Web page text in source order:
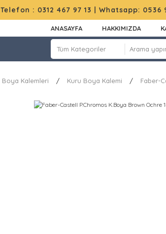
Telefon : 0312 467 97 13 | Whatsapp: 0536
ANASAYFA HAKKIMIZDA
Boya Kalemleri Kuru Boya Kalemi Faber-